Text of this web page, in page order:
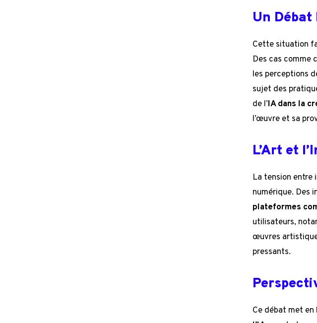
Un Débat
Cette situation
Des cas comme
les perceptions
sujet des
de l’IA dans la
l’œuvre et sa
L’Art et
La tension
numérique. Des
plateformes
utilisateurs,
œuvres
pressants.
Ce débat met